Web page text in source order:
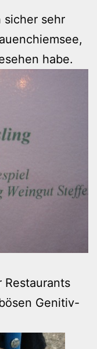
sicher sehr
habe.
Genitiv-